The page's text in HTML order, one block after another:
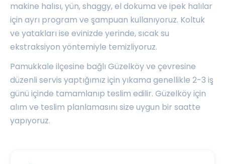
makine halısı, yün, shaggy, el dokuma ve ipek halılar
için ayrı program ve şampuan kullanıyoruz. Koltuk
ve yatakları ise evinizde yerinde, sıcak su
ekstraksiyon yöntemiyle temizliyoruz.
Pamukkale ilçesine bağlı Güzelköy ve çevresine
düzenli servis yaptığımız için yıkama genellikle 2-3 iş
günü içinde tamamlanıp teslim edilir. Güzelköy için
alım ve teslim planlamasını size uygun bir saatte
yapıyoruz.